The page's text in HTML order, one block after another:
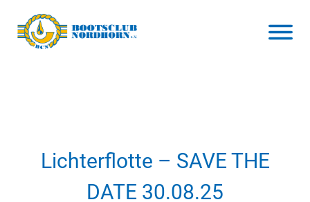
Lichterflotte – SAVE THE
DATE 30.08.25